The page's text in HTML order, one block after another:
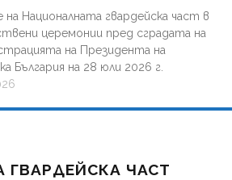
на Националната гвардейска част в
церемонии пред сградата на
на Президента на
България на 28 юли 2026 г.
ГВАРДЕЙСКА ЧАСТ